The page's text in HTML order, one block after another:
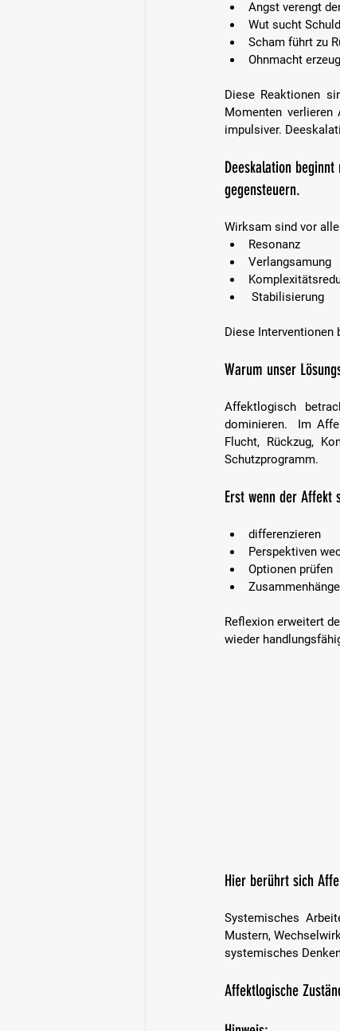
Angst verengt
Wut sucht
Scham führt zu
Ohnmacht
Diese Reaktionen
Momenten verlieren
impulsiver.
Deeskalation
gegensteuern.
Wirksam sind vor
Resonanz
Verlangsamung
Stabilisierung
Diese Interventionen
Warum unser
Affektlogisch
dominieren.  Im
Flucht, Rückzug,
Schutzprogramm.
Erst wenn der Affekt
differenzieren
Perspektiven
Optionen prüfen
Reflexion erweitert
wieder
Hier berührt sich
Systemisches
Mustern,
systemisches
Affektlogische